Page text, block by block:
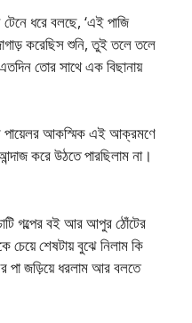
ধরে বলছে, ‘এই পাজি
করেছিস শুনি, তুই তলে তলে
তোর সাথে এক বিছানায়
পায়েলর আকস্মিক এই আক্রমণে
করে উঠতে পারছিলাম না।
গল্পের বই আর আপুর ঠোঁটের
চেয়ে শেষটায় বুঝে নিলাম কি
পা জড়িয়ে ধরলাম আর বলতে